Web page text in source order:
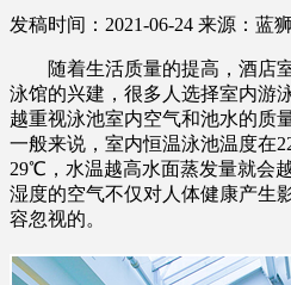
发稿时间：2021-06-24 来源：蓝
随着生活质量的提高，酒店室
泳馆的兴建，很多人选择室内游
越重视泳池室内空气和池水的质量
一般来说，室内恒温泳池温度在
29℃，水温越高水面蒸发量就会
湿度的空气不仅对人体健康产生
容忽视的。